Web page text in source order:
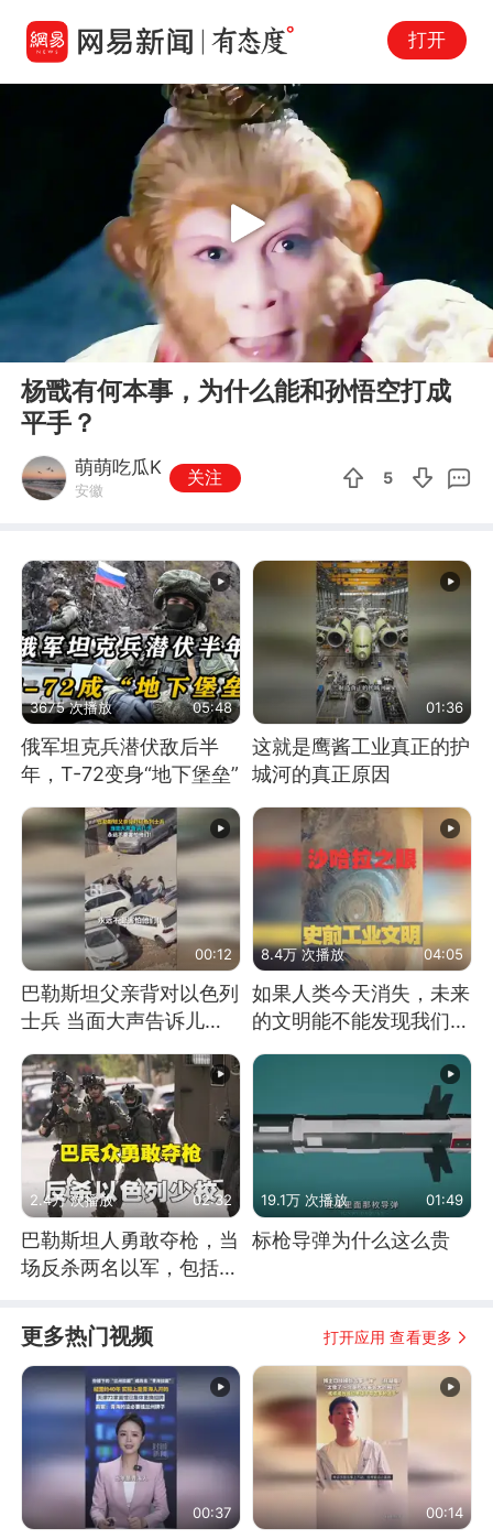
打开
00:35
Play
杨戬有何本事，为什么能和孙悟空打成
平手？
萌萌吃瓜K
安徽
关注 5
3675 次播放 05:48
俄军坦克兵潜伏敌后半
年，T-72变身“地下堡垒”
01:36
这就是鹰酱工业真正的护
城河的真正原因
00:12
巴勒斯坦父亲背对以色列
士兵 当面大声告诉儿
8.4万 次播放 04:05
如果人类今天消失，未来
的文明能不能发现我们存
2.4万 次播放 02:32
巴勒斯坦人勇敢夺枪，当
场反杀两名以军，包括一
19.1万 次播放 01:49
标枪导弹为什么这么贵
更多热门视频 打开应用 查看更多
00:37 00:14